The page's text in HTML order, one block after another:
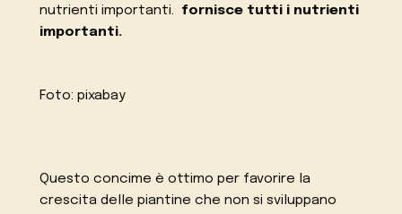
nutrienti importanti.
fornisce tutti i nutrienti
importanti.
Foto: pixabay
Questo concime è ottimo per favorire la
crescita delle piantine che non si sviluppano